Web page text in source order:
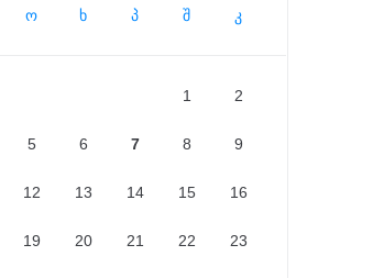
ო ხ პ შ კ
1 2
5 6 7 8 9
12 13 14 15 16
19 20 21 22 23